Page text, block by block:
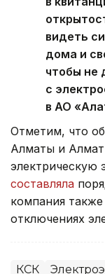
видеть
дома и
чтобы не
с
в АО
Отметим, что
Алматы и
электрическую
составляла
компания
отключениях
КСК